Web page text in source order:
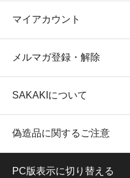
マイアカウント
メルマガ登録・解除
SAKAKIについて
偽造品に関するご注意
PC版表示に切り替える